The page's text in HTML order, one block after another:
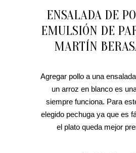
ENSALADA DE
EMULSIÓN DE
MARTÍN
Agregar pollo a una
un arroz en blanco es
siempre funciona. Para
elegido pechuga ya que es
el plato queda mejor